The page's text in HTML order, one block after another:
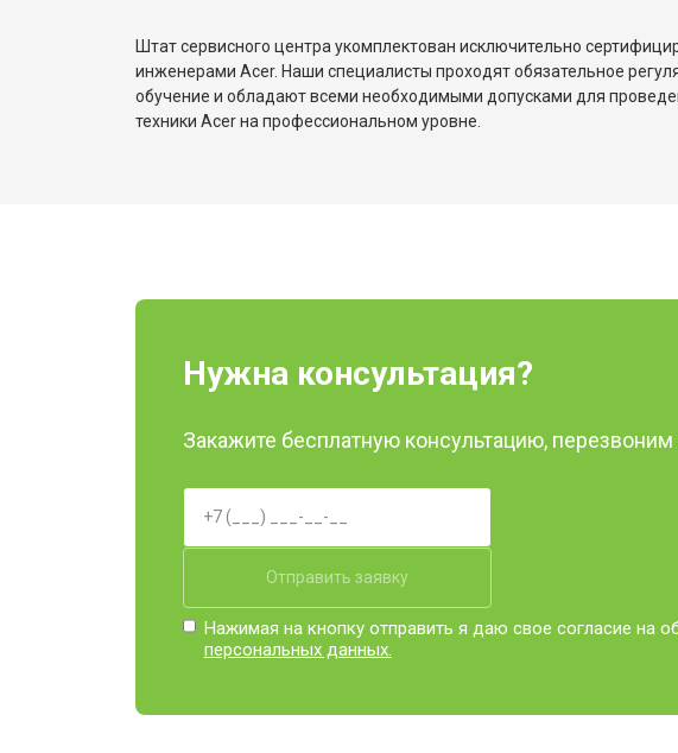
Штат сервисного центра укомплектован исключительно
инженерами Acer. Наши специалисты проходят обязательное
обучение и обладают всеми необходимыми допусками для
техники Acer на профессиональном уровне.
Нужна консультация?
Закажите бесплатную консультацию, перезвоним
Отправить заявку
Нажимая на кнопку отправить я даю свое согласие на
персональных данных.